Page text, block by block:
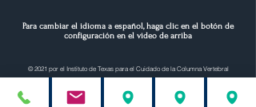
Para cambiar el idioma a español, haga clic en el botón de
configuración en el video de arriba
© 2021 por el Instituto de Texas para el Cuidado de la Columna Vertebral
responsable del contenido o la información a la que está vinculado este sitio.